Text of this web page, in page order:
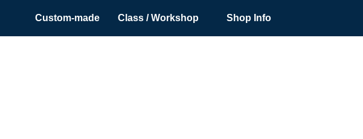
Custom-made Class / Workshop Shop Info